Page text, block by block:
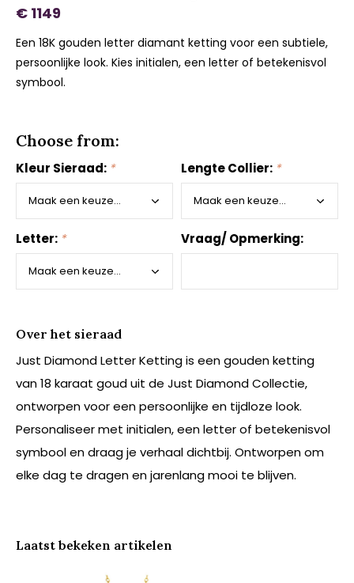
€ 1149
Een 18K gouden letter diamant ketting voor een subtiele,
persoonlijke look. Kies initialen, een letter of betekenisvol
symbool.
Choose from:
Kleur Sieraad: * Lengte Collier: *
Letter: * Vraag/ Opmerking:
Over het sieraad
Just Diamond Letter Ketting is een gouden ketting
van 18 karaat goud uit de Just Diamond Collectie,
ontworpen voor een persoonlijke en tijdloze look.
Personaliseer met initialen, een letter of betekenisvol
symbool en draag je verhaal dichtbij. Ontworpen om
elke dag te dragen en jarenlang mooi te blijven.
Laatst bekeken artikelen